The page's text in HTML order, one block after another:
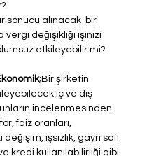
sonucu alınacak  bir
vergi değişikliği işinizi
etkileyebilir mi?
;Bir şirketin
iç ve dış
incelenmesinden
faiz oranları,
değişim, işsizlik, gayri safi
kredi kullanılabilirliği gibi